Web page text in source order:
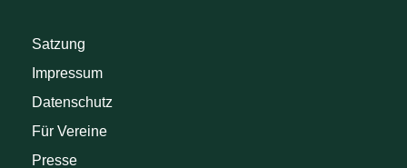
Satzung
Impressum
Datenschutz
Für Vereine
Presse